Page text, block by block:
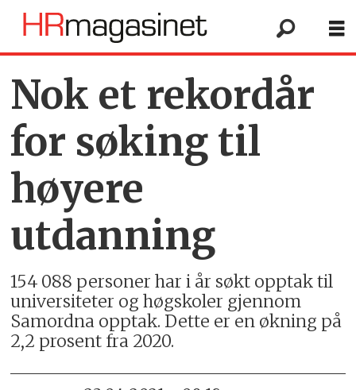
Nok et rekordår
for søking til
høyere
utdanning
154 088 personer har i år søkt opptak til
universiteter og høgskoler gjennom
Samordna opptak. Dette er en økning på
2,2 prosent fra 2020.